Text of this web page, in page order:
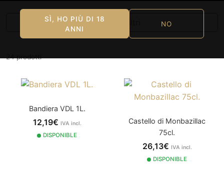
SÌ, HO PIÙ DI 18
ANNI
NO
Mostra filtri
24 prodotti
Bandiera VDL 1L.
12,19€ IVA incl.
DISPONIBLE
Castello di Monbazillac
75cl.
26,13€ IVA incl.
DISPONIBLE